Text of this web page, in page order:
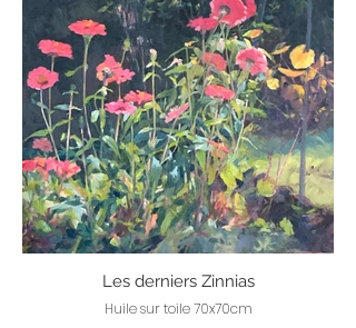
Les derniers Zinnias
Huile sur toile 70x70cm